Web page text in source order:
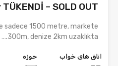
– SOLD OUT
sadece 1500 metre, markete
300m, denize 2km uzaklıkta.…
اتاق های خواب
حوزه